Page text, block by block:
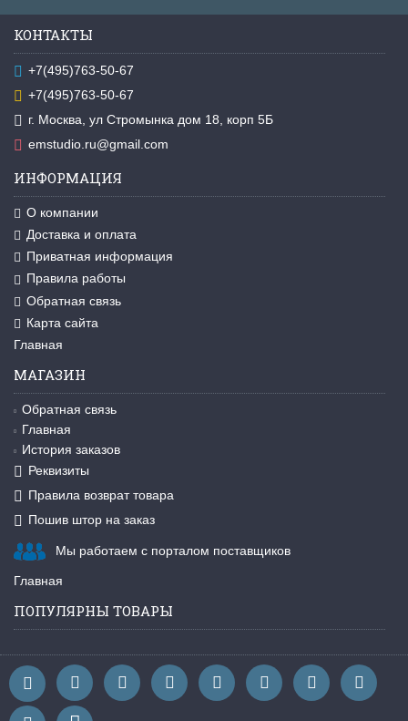
КОНТАКТЫ
+7(495)763-50-67
+7(495)763-50-67
г. Москва, ул Стромынка дом 18, корп 5Б
emstudio.ru@gmail.com
ИНФОРМАЦИЯ
О компании
Доставка и оплата
Приватная информация
Правила работы
Обратная связь
Карта сайта
Главная
МАГАЗИН
Обратная связь
Главная
История заказов
Реквизиты
Правила возврат товара
Пошив штор на заказ
Мы работаем с порталом поставщиков
Главная
ПОПУЛЯРНЫ ТОВАРЫ